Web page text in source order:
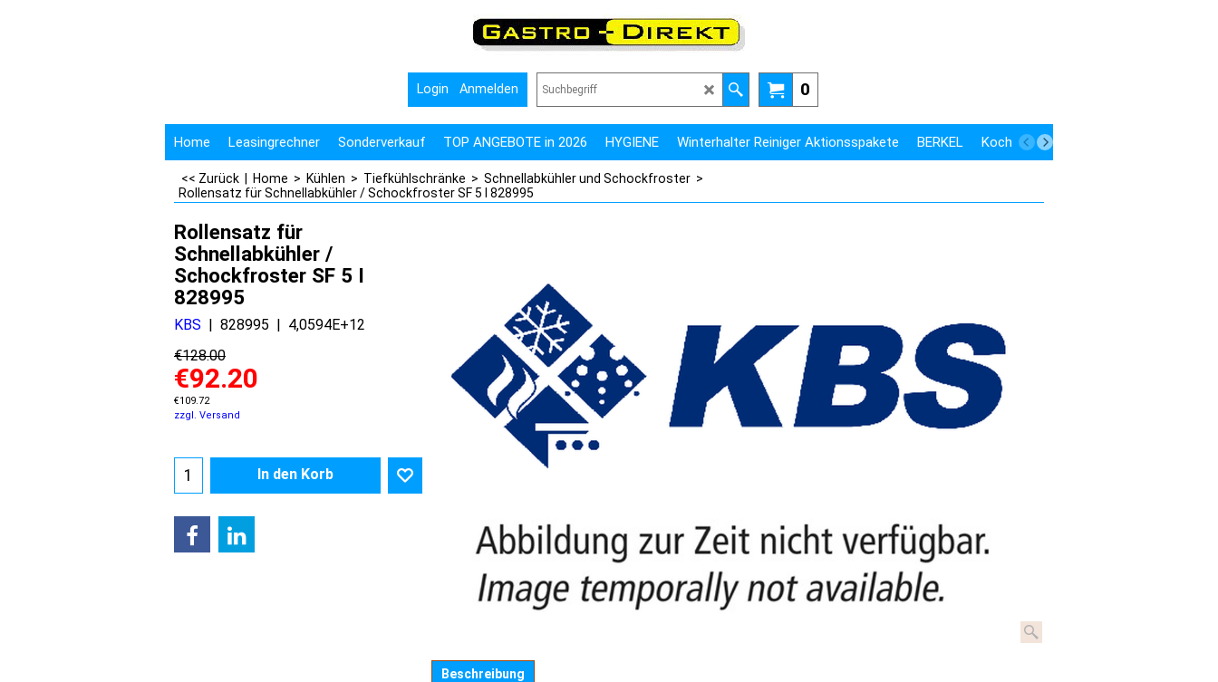
0
Login Anmelden
Home Leasingrechner Sonderverkauf TOP ANGEBOTE in 2026 HYGIENE Winterhalter Reiniger Aktionsspakete BERKEL Kochen Kühlen
<< Zurück Home > Kühlen > Tiefkühlschränke > Schnellabkühler und Schockfroster >
Rollensatz für Schnellabkühler / Schockfroster SF 5 I 828995
Rollensatz für
Schnellabkühler /
Schockfroster SF 5 I
828995
KBS 828995
4,0594E+12
€128.00
€92.20
€109.72
zzgl. Versand
In den Korb
Beschreibung